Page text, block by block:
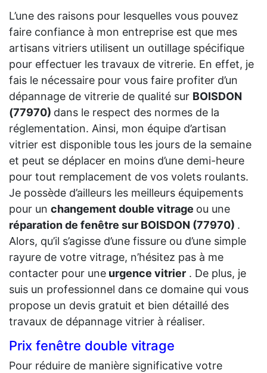
L’une des raisons pour lesquelles vous pouvez
faire confiance à mon entreprise est que mes
artisans vitriers utilisent un outillage spécifique
pour effectuer les travaux de vitrerie. En effet, je
fais le nécessaire pour vous faire profiter d’un
dépannage de vitrerie de qualité sur BOISDON
(77970) dans le respect des normes de la
réglementation. Ainsi, mon équipe d’artisan
vitrier est disponible tous les jours de la semaine
et peut se déplacer en moins d’une demi-heure
pour tout remplacement de vos volets roulants.
Je possède d’ailleurs les meilleurs équipements
pour un changement double vitrage ou une
réparation de fenêtre sur BOISDON (77970) .
Alors, qu’il s’agisse d’une fissure ou d’une simple
rayure de votre vitrage, n’hésitez pas à me
contacter pour une urgence vitrier . De plus, je
suis un professionnel dans ce domaine qui vous
propose un devis gratuit et bien détaillé des
travaux de dépannage vitrier à réaliser.
Prix fenêtre double vitrage
Pour réduire de manière significative votre